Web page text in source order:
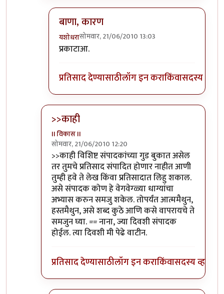
बाणा, कारण
यशोधरासोमवार, 21/06/2010 13:03
In reply to
प्रकाटाआ.
प्रतिसाद देण्यासाठीलॉग इन कराकिंवासदस्य व्हा
>>काही
II विकास II
सोमवार, 21/06/2010 12:20
In reply toआणि बिचाराbyअवलिया
>>काही विशिष्ट संपादकांच्या गुड बुकात असेल
तर तुमचे प्रतिसाद संपादित होणार नाहीत आणी
तुम्ही हवे ते लेख किंवा प्रतिसादात लिहु शकाल.
असे संपादक कोण हे वेगवेग्ळ्या धाग्यांचा
अभ्यास करुन समजु शकेल. तोपर्यंत आत्ममैथुन,
हस्तमैथुन, असे शब्द कुठे आणि कसे वापरायचे ते
समजुन घ्या. == नाना, ज्या दिवशी संपादक
होईल. त्या दिवशी मी पेढे वाटीन.
प्रतिसाद देण्यासाठीलॉग इन कराकिंवासदस्य व्हा